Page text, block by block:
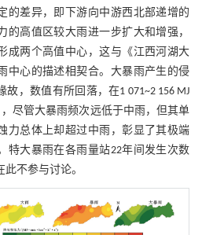
的差异，即下游向中游西北部递增的
的高值区较大雨进一步扩大和增强，
成两个高值中心，这与《江西河湖大
中心的描述相契合。大暴雨产生的侵
，数值有所回落，在1 071~2 156 MJ
，尽管大暴雨频次远低于中雨，但其单
力总体上却超过中雨，彰显了其极端
特大暴雨在各雨量站22年间发生次数
不参与讨论。